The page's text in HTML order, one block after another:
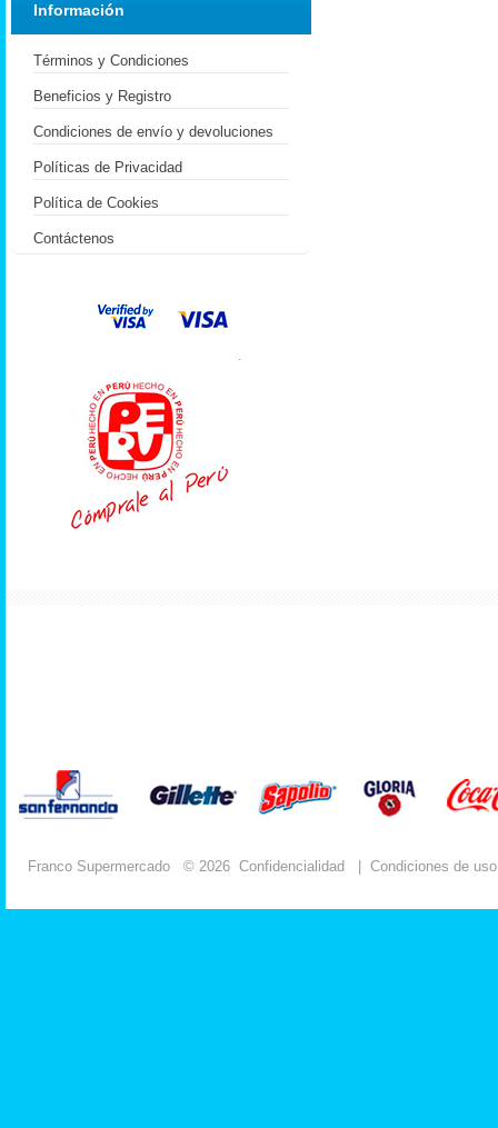
Información
Términos y Condiciones
Beneficios y Registro
Condiciones de envío y devoluciones
Políticas de Privacidad
Política de Cookies
Contáctenos
.
Franco Supermercado © 2026 Confidencialidad Condiciones de uso